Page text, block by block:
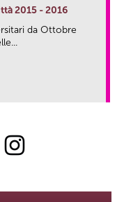
2015 - 2016
da Ottobre